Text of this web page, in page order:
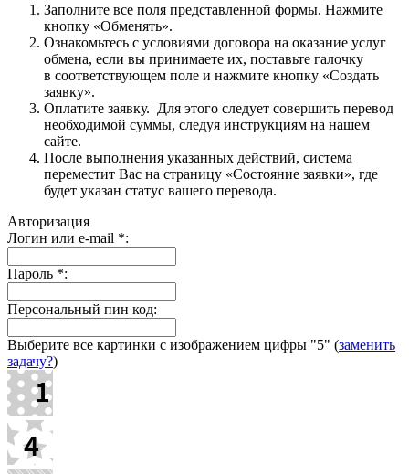
Заполните все поля представленной формы. Нажмите
кнопку «Обменять».
Ознакомьтесь с условиями договора на оказание услуг
обмена, если вы принимаете их, поставьте галочку
в соответствующем поле и нажмите кнопку «Создать
заявку».
Оплатите заявку. Для этого следует совершить перевод
необходимой суммы, следуя инструкциям на нашем
сайте.
После выполнения указанных действий, система
переместит Вас на страницу «Состояние заявки», где
будет указан статус вашего перевода.
Авторизация
Логин или e-mail *:
Пароль *:
Персональный пин код:
Выберите все картинки с изображением цифры "5" (заменить
задачу?)